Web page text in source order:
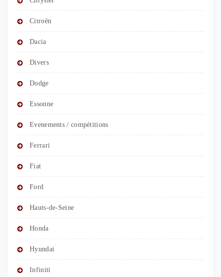
Citroën
Dacia
Divers
Dodge
Essonne
Evenements / compétitions
Ferrari
Fiat
Ford
Hauts-de-Seine
Honda
Hyundai
Infiniti